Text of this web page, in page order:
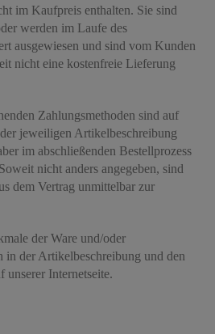
im Kaufpreis enthalten. Sie sind
werden im Laufe des
ausgewiesen und sind vom Kunden
nicht eine kostenfreie Lieferung
Zahlungsmethoden sind auf
jeweiligen Artikelbeschreibung
im abschließenden Bestellprozess
nicht anders angegeben, sind
dem Vertrag unmittelbar zur
der Ware und/oder
in der Artikelbeschreibung und den
unserer Internetseite.